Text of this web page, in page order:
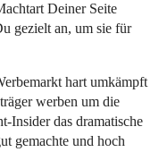
Deiner Seite
gezielt an, um sie für
hart umkämpft
werben um die
Insider das dramatische
gemachte und hoch